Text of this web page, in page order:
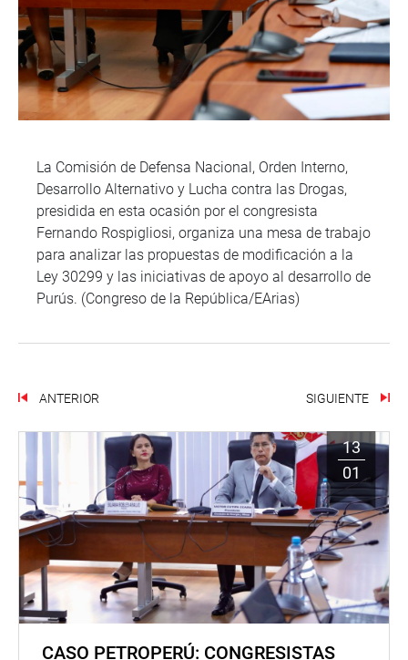
La Comisión de Defensa Nacional, Orden Interno,
Desarrollo Alternativo y Lucha contra las Drogas,
presidida en esta ocasión por el congresista
Fernando Rospigliosi, organiza una mesa de trabajo
para analizar las propuestas de modificación a la
Ley 30299 y las iniciativas de apoyo al desarrollo de
Purús. (Congreso de la República/EArias)
ANTERIOR SIGUIENTE
13
01
CASO PETROPERÚ: CONGRESISTAS